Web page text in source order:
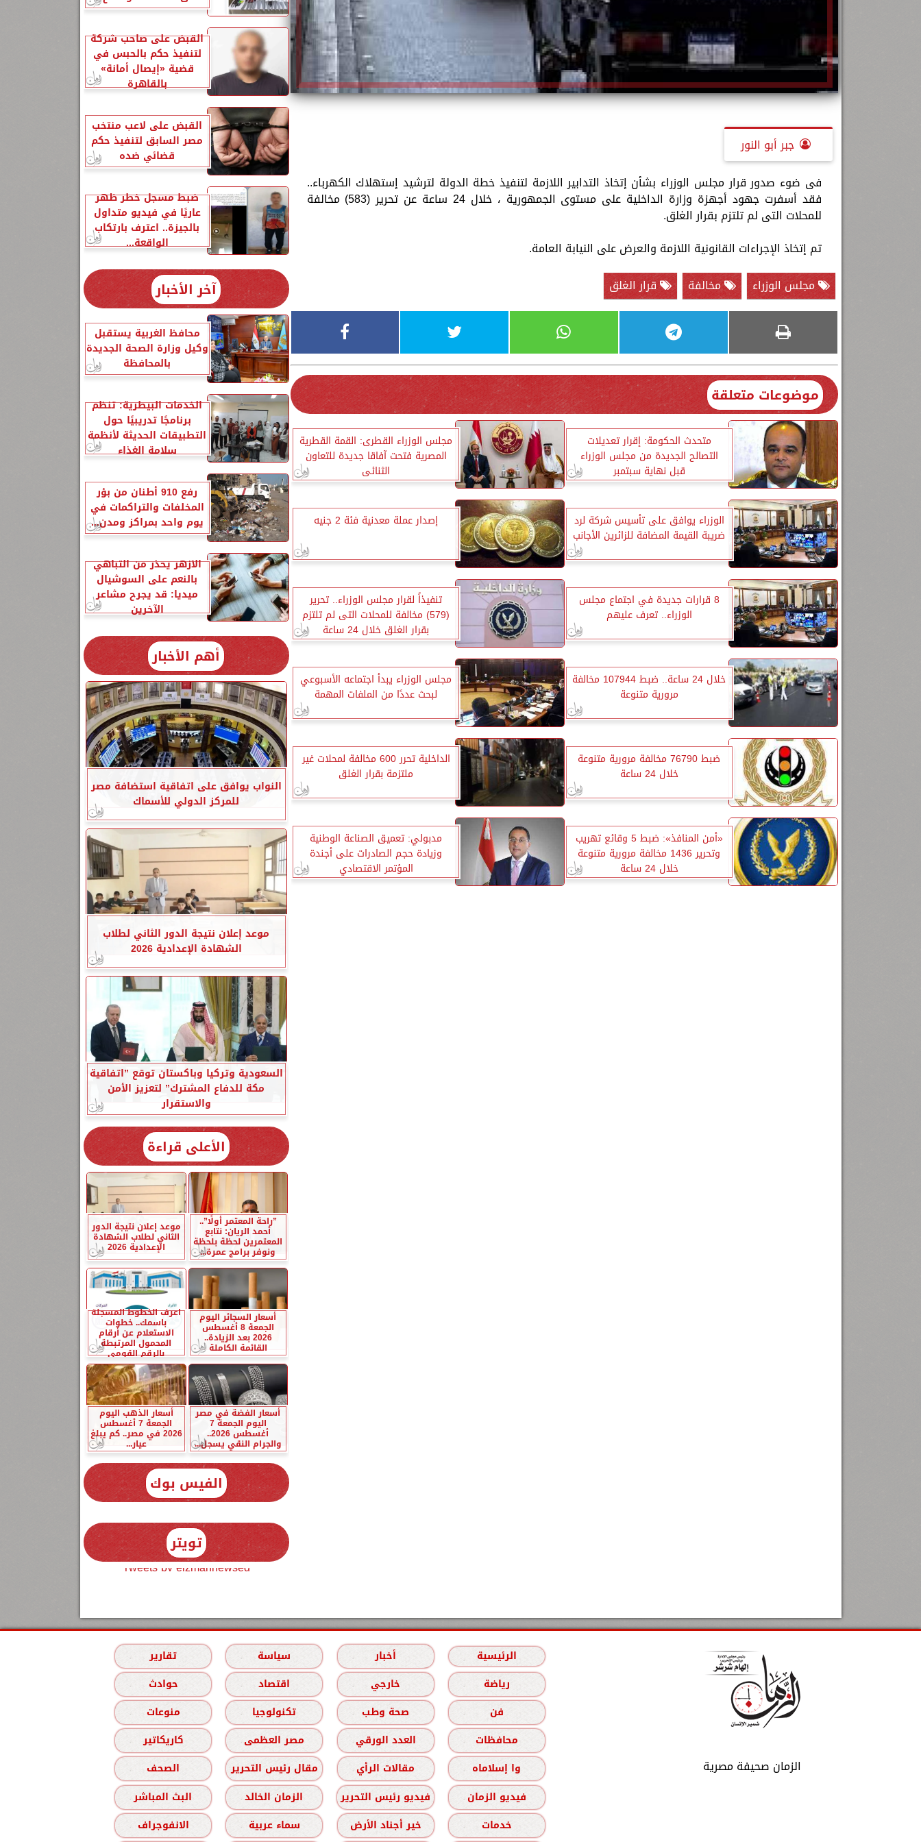
جبر أبو النور
فى ضوء صدور قرار مجلس الوزراء بشأن إتخاذ التدابير اللازمة لتنفيذ خطة الدولة لترشيد إستهلاك الكهرباء..
فقد أسفرت جهود أجهزة وزارة الداخلية على مستوى الجمهورية ، خلال 24 ساعة عن تحرير (583) مخالفة
للمحلات التى لم تلتزم بقرار الغلق.
تم إتخاذ الإجراءات القانونية اللازمة والعرض على النيابة العامة.
مجلس الوزراء
مخالفة قرار الغلق
موضوعات متعلقة
متحدث الحكومة: إقرار تعديلات
التصالح الجديدة من مجلس الوزراء
قبل نهاية سبتمبر
مجلس الوزراء القطرى: القمة القطرية
المصرية فتحت آفاقا جديدة للتعاون
الثنائى
الوزراء يوافق على تأسيس شركة لرد
ضريبة القيمة المضافة للزائرين الأجانب
إصدار عملة معدنية فئة 2 جنيه
8 قرارات جديدة في اجتماع مجلس
الوزراء.. تعرف عليهم
تنفيذاً لقرار مجلس الوزراء.. تحرير
(579) مخالفة للمحلات التى لم تلتزم
بقرار الغلق خلال 24 ساعة
خلال 24 ساعة.. ضبط 107944 مخالفة
مرورية متنوعة
مجلس الوزراء يبدأ اجتماعه الأسبوعي
لبحث عددًا من الملفات المهمة
ضبط 76790 مخالفة مرورية متنوعة
خلال 24 ساعة
الداخلية تحرر 600 مخالفة لمحلات غير
ملتزمة بقرار الغلق
«أمن المنافذ»: ضبط 5 وقائع تهريب
وتحرير 1436 مخالفة مرورية متنوعة
خلال 24 ساعة
مدبولي: تعميق الصناعة الوطنية
وزيادة حجم الصادرات على أجندة
المؤتمر الاقتصادي
القبض على صاحب شركة
لتنفيذ حكم بالحبس في
قضية «إيصال أمانة»
بالقاهرة
القبض على لاعب منتخب
مصر السابق لتنفيذ حكم
قضائي ضده
ضبط مسجل خطر ظهر
عاريًا في فيديو متداول
بالجيزة.. اعترف بارتكاب
الواقعة...
آخر الأخبار
محافظ الغربية يستقبل
وكيل وزارة الصحة الجديدة
بالمحافظة
الخدمات البيطرية: تنظم
برنامجًا تدريبيًا حول
التطبيقات الحديثة لأنظمة
سلامة الغذاء
رفع 910 أطنان من بؤر
المخلفات والتراكمات في
يوم واحد بمراكز ومدن...
الأزهر يحذر من التباهي
بالنعم على السوشيال
ميديا: قد يجرح مشاعر
الآخرين
أهم الأخبار
النواب يوافق على اتفاقية استضافة مصر
للمركز الدولي للأسماك
موعد إعلان نتيجة الدور الثاني لطلاب
الشهادة الإعدادية 2026
السعودية وتركيا وباكستان توقع ”اتفاقية
مكة للدفاع المشترك” لتعزيز الأمن
والاستقرار
الأعلى قراءة
”راحة المعتمر أولًا”..
أحمد الريان: نتابع
المعتمرين لحظة بلحظة
ونوفر برامج عمرة...
موعد إعلان نتيجة الدور
الثاني لطلاب الشهادة
الإعدادية 2026
أسعار السجائر اليوم
الجمعة 8 أغسطس
2026 بعد الزيادة..
القائمة الكاملة
اعرف الخطوط المسجلة
باسمك.. خطوات
الاستعلام عن أرقام
المحمول المرتبطة
بالرقم القومي
أسعار الفضة في مصر
اليوم الجمعة 7
أغسطس 2026..
والجرام النقي يسجل...
أسعار الذهب اليوم
الجمعة 7 أغسطس
2026 في مصر.. كم يبلغ
عيار...
الفيس بوك
تويتر
Tweets by elzmannewseg
الزمان صحيفة مصرية
الرئيسية أخبار سياسة
تقارير
رياضة
خارجي اقتصاد
حوادث
فن
صحة وطب تكنولوجيا
منوعات
محافظات
العدد الورقي مصر العظمى
كاريكاتير
وا إسلاماه
مقالات الرأي مقال رئيس التحرير
الصحف
فيديو الزمان
فيديو رئيس التحرير الزمان الخالد
البث المباشر
خدمات
خير أجناد الأرض سماء عربية الانفوجراف